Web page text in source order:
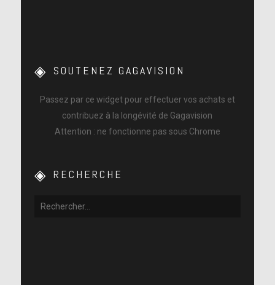
SOUTENEZ GAGAVISION
Passez par ce widget pour effectuer vos achats et
contribuez à la longévité de Gagavision
Attention : ne fonctionne pas sous Chrome
RECHERCHE